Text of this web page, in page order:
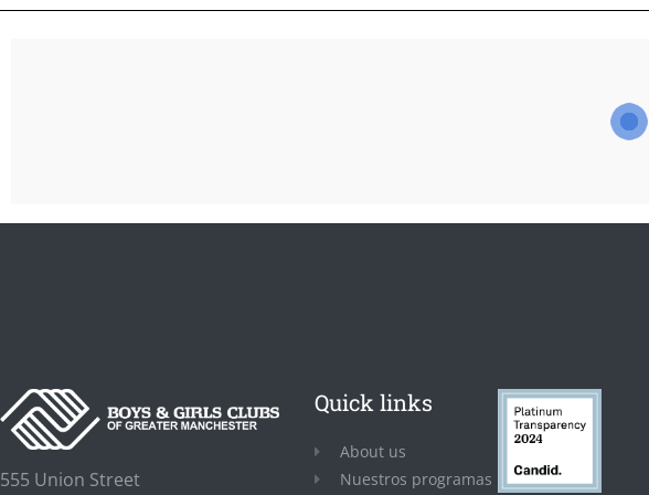
555 Union Street
Quick links
About us
Nuestros programas